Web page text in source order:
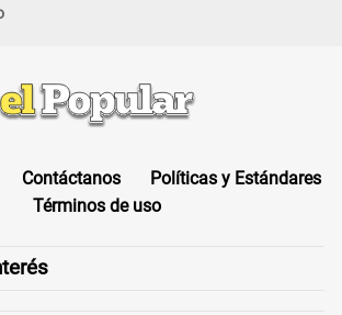
Contáctanos
Políticas y Estándares
Términos de uso